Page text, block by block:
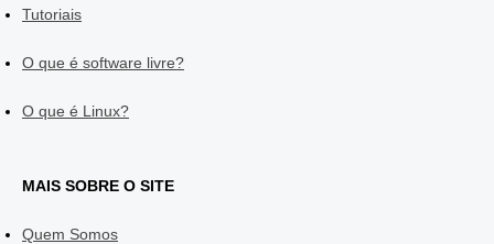
Tutoriais
O que é software livre?
O que é Linux?
MAIS SOBRE O SITE
Quem Somos